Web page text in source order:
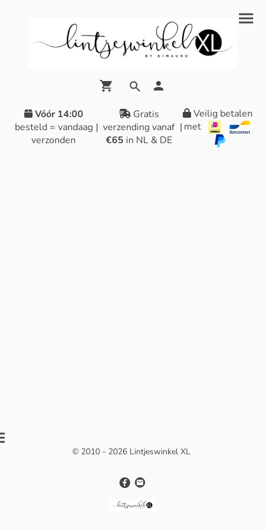
Vóór 14:00
besteld = vandaag
verzonden
|
Gratis
verzending vanaf
€65 in NL & DE
|
Veilig betalen
met
© 2010 - 2026 Lintjeswinkel XL